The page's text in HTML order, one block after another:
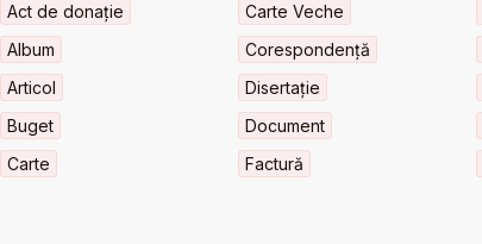
Act de donație
Album
Articol
Buget
Carte
Carte Veche
Corespondență
Disertație
Document
Factură